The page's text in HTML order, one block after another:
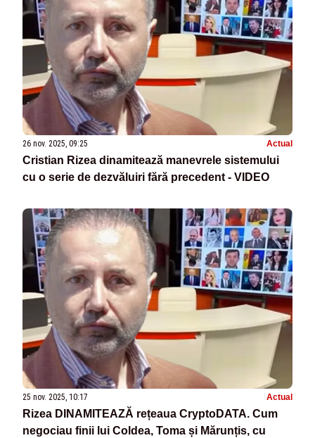
26 nov. 2025, 09:25 Actual
Cristian Rizea dinamitează manevrele sistemului
cu o serie de dezvăluiri fără precedent - VIDEO
25 nov. 2025, 10:17 Actual
Rizea DINAMITEAZĂ rețeaua CryptoDATA. Cum
negociau finii lui Coldea, Toma și Mărunțis, cu